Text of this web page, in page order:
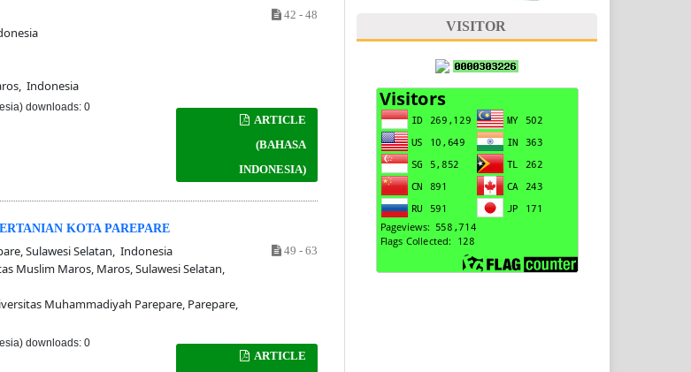
Indonesia
42 - 48
ARTICLE
(BAHASA
INDONESIA)
downloads: 0
KOTA PAREPARE
Sulawesi Selatan, Indonesia
Muslim Maros, Maros, Sulawesi Selatan,
Muhammadiyah Parepare, Parepare,
49 - 63
ARTICLE
downloads: 0
VISITOR